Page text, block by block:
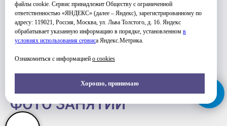
файлы cookie. Сервис принадлежит Обществу с ограниченной
ответственностью «ЯНДЕКС» (далее – Яндекс), зарегистрированному по
адресу: 119021, Россия, Москва, ул. Льва Толстого, д. 16. Яндекс
обрабатывает указанную информацию в порядке, установленном в
условиях использования сервиса Яндекс.Метрика.
Ознакомиться с информацией о cookies
Хорошо, принимаю
УЗНАТЬ ПОДРОБНЕЕ
ФОТО ЗАНЯТИЙ